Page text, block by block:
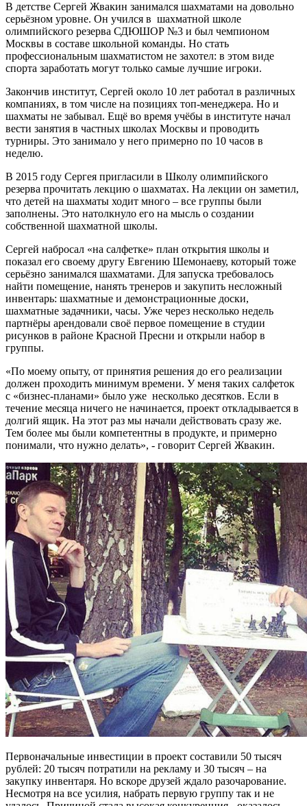
В детстве Сергей Жвакин занимался шахматами на довольно
серьёзном уровне. Он учился в шахматной школе
олимпийского резерва СДЮШОР №3 и был чемпионом
Москвы в составе школьной команды. Но стать
профессиональным шахматистом не захотел: в этом виде
спорта заработать могут только самые лучшие игроки.
Закончив институт, Сергей около 10 лет работал в различных
компаниях, в том числе на позициях топ-менеджера. Но и
шахматы не забывал. Ещё во время учёбы в институте начал
вести занятия в частных школах Москвы и проводить
турниры. Это занимало у него примерно по 10 часов в
неделю.
В 2015 году Сергея пригласили в Школу олимпийского
резерва прочитать лекцию о шахматах. На лекции он заметил,
что детей на шахматы ходит много – все группы были
заполнены. Это натолкнуло его на мысль о создании
собственной шахматной школы.
Сергей набросал «на салфетке» план открытия школы и
показал его своему другу Евгению Шемонаеву, который тоже
серьёзно занимался шахматами. Для запуска требовалось
найти помещение, нанять тренеров и закупить несложный
инвентарь: шахматные и демонстрационные доски,
шахматные задачники, часы. Уже через несколько недель
партнёры арендовали своё первое помещение в студии
рисунков в районе Красной Пресни и открыли набор в
группы.
«По моему опыту, от принятия решения до его реализации
должен проходить минимум времени. У меня таких салфеток
с «бизнес-планами» было уже несколько десятков. Если в
течение месяца ничего не начинается, проект откладывается в
долгий ящик. На этот раз мы начали действовать сразу же.
Тем более мы были компетентны в продукте, и примерно
понимали, что нужно делать», - говорит Сергей Жвакин.
Первоначальные инвестиции в проект составили 50 тысяч
рублей: 20 тысяч потратили на рекламу и 30 тысяч – на
закупку инвентаря. Но вскоре друзей ждало разочарование.
Несмотря на все усилия, набрать первую группу так и не